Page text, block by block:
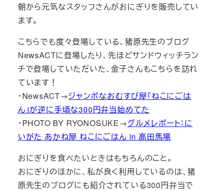
朝から元気なスタッフさんがおにぎりを販売してい
ます。
こちらでも度々登場している、猪原先生のブログ
NewsACTに登場したり、先ほどサンドウィッチラン
チで登場していただいた、金子さんもこちらを訪れ
ています！
・NewsACT→ジャンボなおむすび屋「ねこにごは
ん」が逆に手頃な300円弁当始めてた
・PHOTO BY RYONOSUKE→グルメレポート：に
いがた あかね屋 ねこにごはん in 高田馬場
おにぎりを食べたいときはもちろんのこと。
おにぎりのほかに、私が良く利用しているのは、猪
原先生のブログにも紹介されている300円弁当で